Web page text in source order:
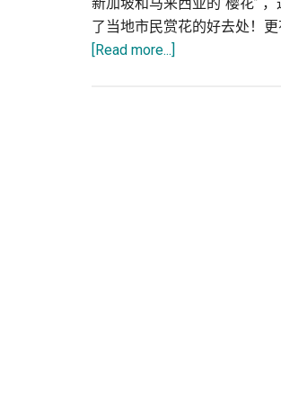
了当地市民赏花的好去处！
[Read more...]